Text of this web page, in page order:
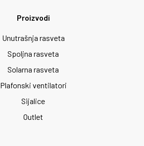
Proizvodi
Unutrašnja rasveta
Spoljna rasveta
Solarna rasveta
Plafonski ventilatori
Sijalice
Outlet